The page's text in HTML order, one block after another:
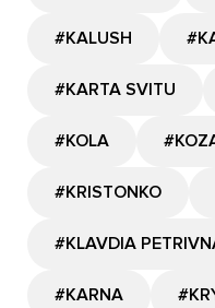
#KALUSH
#KARTA SVITU
#KOLA
#KRISTONKO
#KLAVDIA
#KARNA